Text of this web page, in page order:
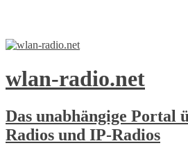
wlan-radio.net
Das unabhängige Portal
Radios und IP-Radios